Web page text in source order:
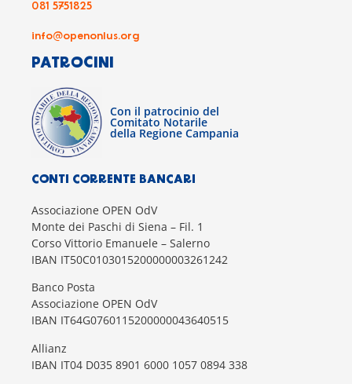
081 5751825
info@openonlus.org
PATROCINI
Con il patrocinio del
Comitato Notarile
della Regione Campania
CONTI CORRENTE BANCARI
Associazione OPEN OdV
Monte dei Paschi di Siena – Fil. 1
Corso Vittorio Emanuele – Salerno
IBAN IT50C0103015200000003261242
Banco Posta
Associazione OPEN OdV
IBAN IT64G0760115200000043640515
Allianz
IBAN IT04 D035 8901 6000 1057 0894 338